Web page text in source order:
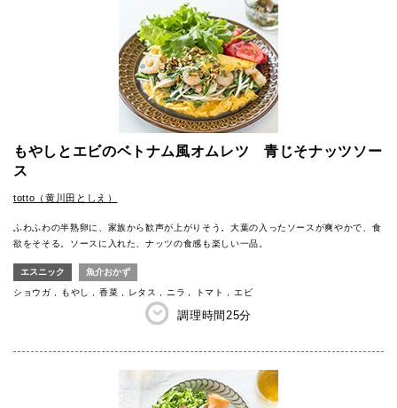
もやしとエビのベトナム風オムレツ 青じそナッツソー
ス
totto（黄川田としえ）
ふわふわの半熟卵に、家族から歓声が上がりそう。大葉の入ったソースが爽やかで、食
欲をそそる。ソースに入れた、ナッツの食感も楽しい一品。
エスニック 魚介おかず
ショウガ もやし 香菜 レタス ニラ トマト エビ
調理時間25分